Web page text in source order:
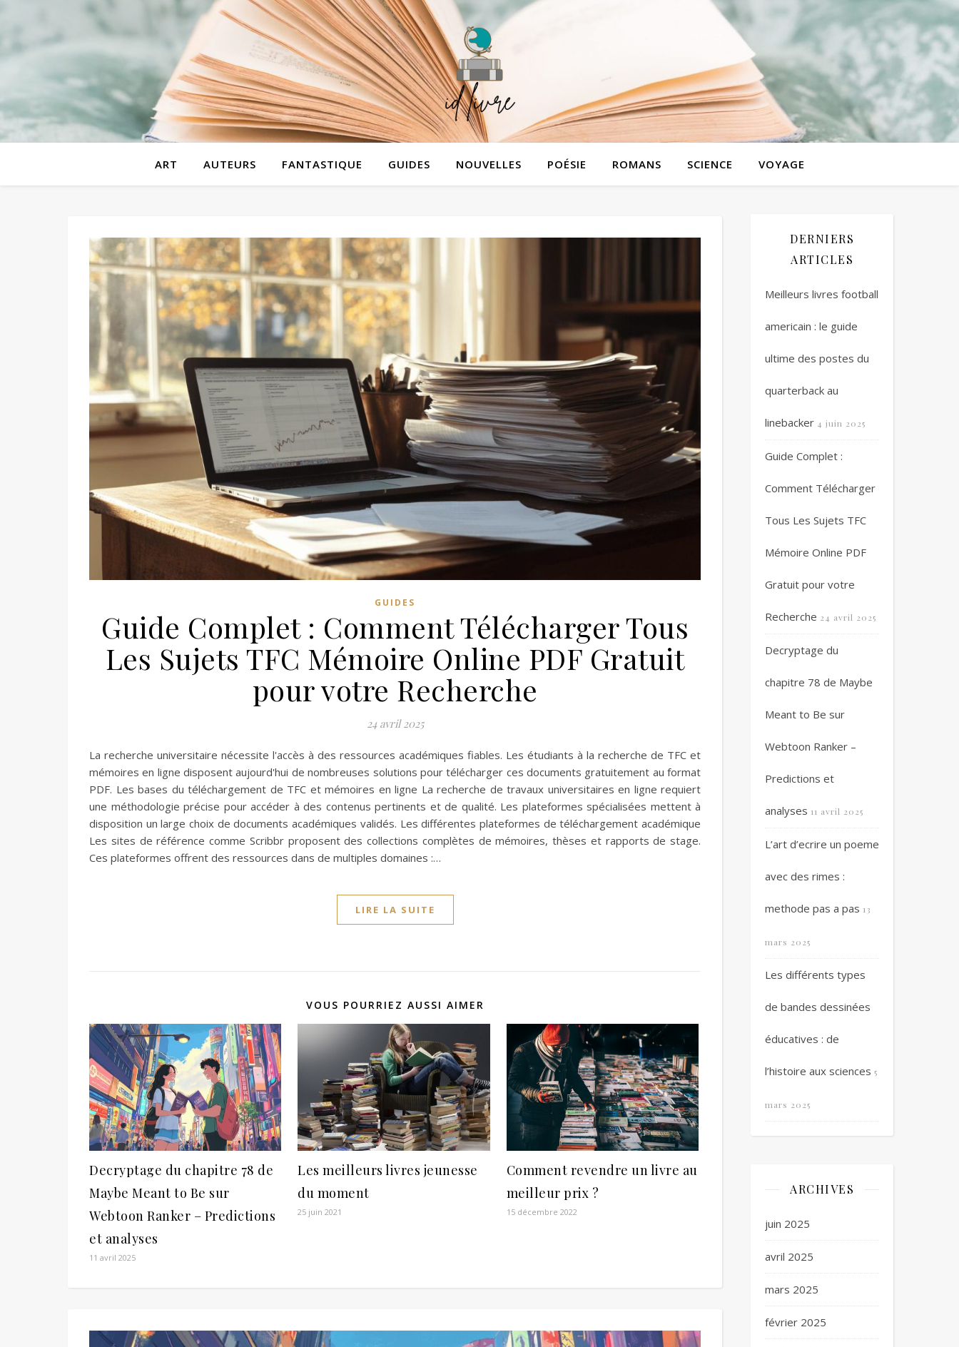
ART AUTEURS FANTASTIQUE GUIDES NOUVELLES POÉSIE ROMANS SCIENCE VOYAGE
GUIDES
Guide Complet : Comment Télécharger Tous
Les Sujets TFC Mémoire Online PDF Gratuit
pour votre Recherche
24 avril 2025
La recherche universitaire nécessite l'accès à des ressources académiques fiables. Les étudiants à la recherche de TFC et
mémoires en ligne disposent aujourd'hui de nombreuses solutions pour télécharger ces documents gratuitement au format
PDF. Les bases du téléchargement de TFC et mémoires en ligne La recherche de travaux universitaires en ligne requiert
une méthodologie précise pour accéder à des contenus pertinents et de qualité. Les plateformes spécialisées mettent à
disposition un large choix de documents académiques validés. Les différentes plateformes de téléchargement académique
Les sites de référence comme Scribbr proposent des collections complètes de mémoires, thèses et rapports de stage.
Ces plateformes offrent des ressources dans de multiples domaines :…
LIRE LA SUITE
VOUS POURRIEZ AUSSI AIMER
Decryptage du chapitre 78 de
Maybe Meant to Be sur
Webtoon Ranker – Predictions
et analyses
11 avril 2025
Les meilleurs livres jeunesse
du moment
25 juin 2021
Comment revendre un livre au
meilleur prix ?
15 décembre 2022
DERNIERS
ARTICLES
Meilleurs livres football
americain : le guide
ultime des postes du
quarterback au
linebacker 4 juin 2025
Guide Complet :
Comment Télécharger
Tous Les Sujets TFC
Mémoire Online PDF
Gratuit pour votre
Recherche 24 avril 2025
Decryptage du
chapitre 78 de Maybe
Meant to Be sur
Webtoon Ranker –
Predictions et
analyses 11 avril 2025
L’art d’ecrire un poeme
avec des rimes :
methode pas a pas 13
mars 2025
Les différents types
de bandes dessinées
éducatives : de
l’histoire aux sciences 5
mars 2025
ARCHIVES
juin 2025
avril 2025
mars 2025
février 2025